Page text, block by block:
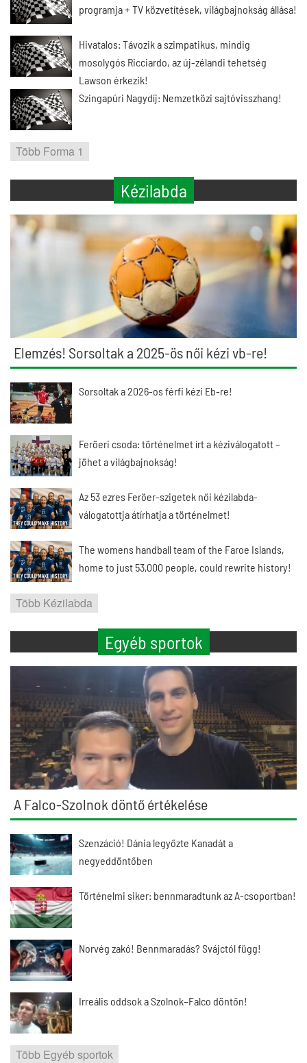
programja + TV közvetítések, világbajnokság állása!
Hivatalos: Távozik a szimpatikus, mindig
mosolygós Ricciardo, az új-zélandi tehetség
Lawson érkezik!
Szingapúri Nagydíj: Nemzetközi sajtóvisszhang!
Több Forma 1
Kézilabda
Elemzés! Sorsoltak a 2025-ös női kézi vb-re!
Sorsoltak a 2026-os férfi kézi Eb-re!
Feröeri csoda: történelmet írt a kéziválogatott –
jöhet a világbajnokság!
Az 53 ezres Feröer-szigetek női kézilabda-
válogatottja átírhatja a történelmet!
The womens handball team of the Faroe Islands,
home to just 53,000 people, could rewrite history!
Több Kézilabda
Egyéb sportok
A Falco-Szolnok döntő értékelése
Szenzáció! Dánia legyőzte Kanadát a
negyeddöntőben
Történelmi siker: bennmaradtunk az A-csoportban!
Norvég zakó! Bennmaradás? Svájctól függ!
Irreális oddsok a Szolnok–Falco döntőn!
Több Egyéb sportok